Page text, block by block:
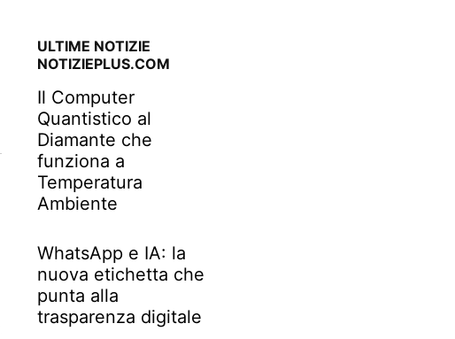
ULTIME NOTIZIE
NOTIZIEPLUS.COM
Il Computer
Quantistico al
Diamante che
funziona a
Temperatura
Ambiente
WhatsApp e IA: la
nuova etichetta che
punta alla
trasparenza digitale